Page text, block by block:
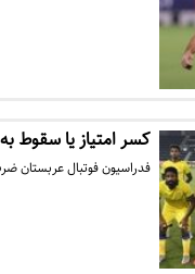
کسر امتیاز یا سقوط
فدراسیون فوتبال عربستان ضرب الاجل ۵ روزه برای النصر به